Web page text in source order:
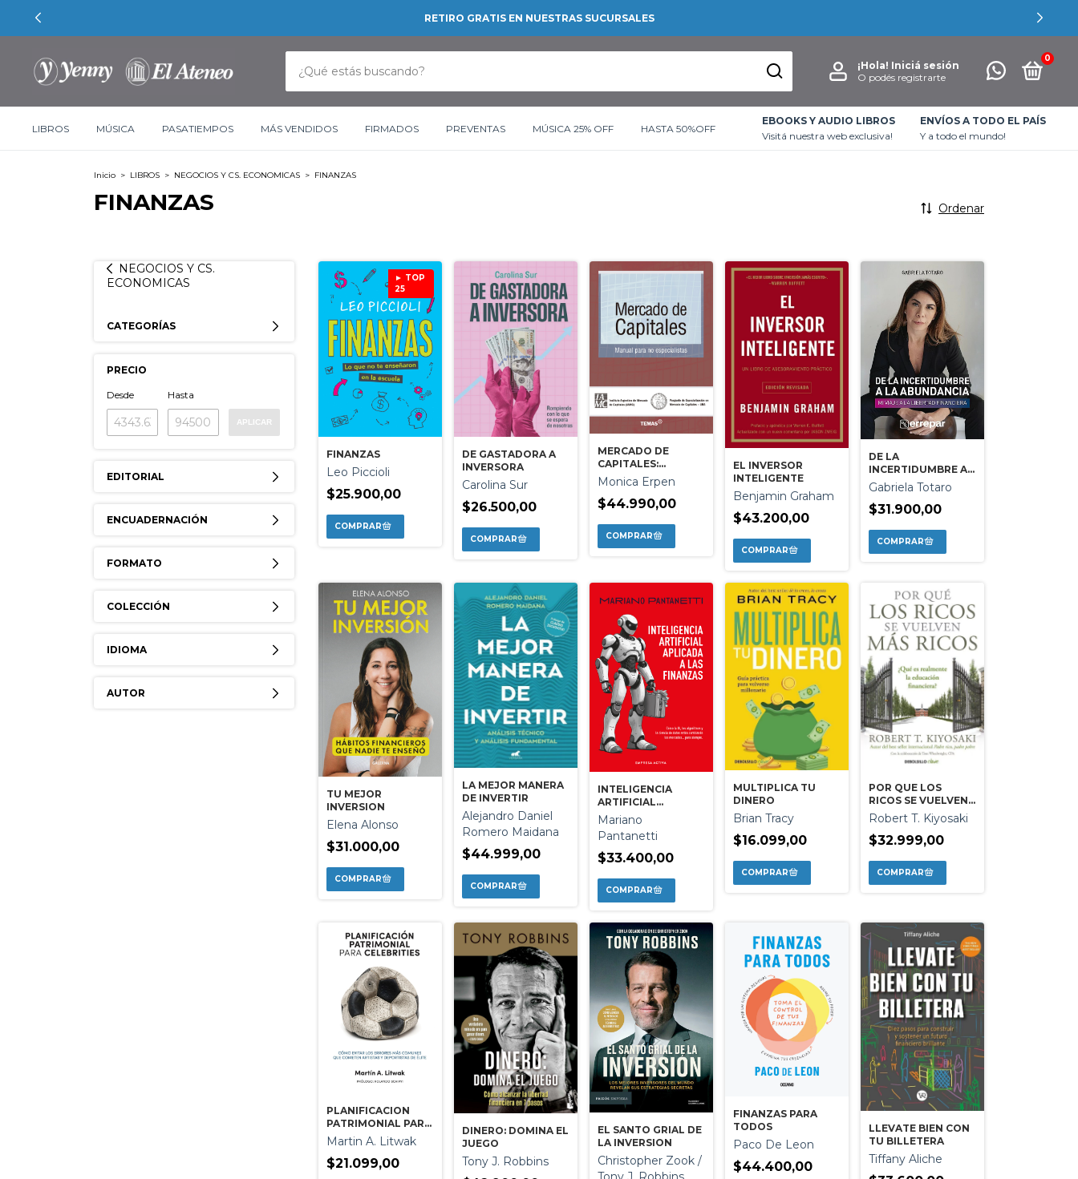
RETIRO GRATIS EN NUESTRAS SUCURSALES
¡Hola! Iniciá sesión
O podés registrarte
0
LIBROS MÚSICA PASATIEMPOS MÁS VENDIDOS FIRMADOS PREVENTAS MÚSICA 25% OFF HASTA 50%OFF
EBOOKS Y AUDIO LIBROS
Visitá nuestra web exclusiva!
ENVÍOS A TODO EL PAÍS
Y a todo el mundo!
Inicio > LIBROS > NEGOCIOS Y CS. ECONOMICAS > FINANZAS
FINANZAS Ordenar
NEGOCIOS Y CS.
ECONOMICAS
CATEGORÍAS
PRECIO
Desde Hasta
APLICAR
EDITORIAL
ENCUADERNACIÓN
FORMATO
COLECCIÓN
IDIOMA
AUTOR
► TOP
25
FINANZAS
Leo Piccioli
$25.900,00
DE GASTADORA A
INVERSORA
Carolina Sur
$26.500,00
MERCADO DE
CAPITALES:
MANUAL PARA NO
ESPECIALISTAS
Monica Erpen
$44.990,00
EL INVERSOR
INTELIGENTE
Benjamin Graham
$43.200,00
DE LA
INCERTIDUMBRE A
LA ABUNDANCIA
Gabriela Totaro
$31.900,00
TU MEJOR
INVERSION
Elena Alonso
$31.000,00
LA MEJOR MANERA
DE INVERTIR
Alejandro Daniel
Romero Maidana
$44.999,00
INTELIGENCIA
ARTIFICIAL
APLICADA A LAS
FINANZAS
Mariano
Pantanetti
$33.400,00
MULTIPLICA TU
DINERO
Brian Tracy
$16.099,00
POR QUE LOS
RICOS SE VUELVEN
MAS RICOS
Robert T. Kiyosaki
$32.999,00
PLANIFICACION
PATRIMONIAL PARA
CELEBRITIES
Martin A. Litwak
$21.099,00
DINERO: DOMINA EL
JUEGO
Tony J. Robbins
EL SANTO GRIAL DE
LA INVERSION
Christopher Zook /
FINANZAS PARA
TODOS
Paco De Leon
$44.400,00
LLEVATE BIEN CON
TU BILLETERA
Tiffany Aliche